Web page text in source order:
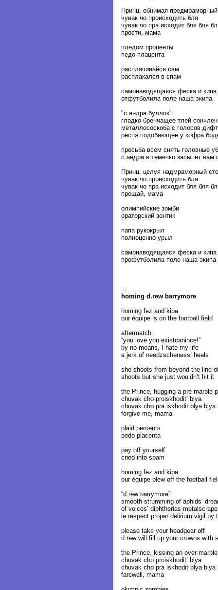
Принц, обнимая
чувак чо происходить бля
чувак чо пра исходит бля бля
прости, мама
пледом проценты
педо плацента
расплачивайся сам
расплакался в спам
самонаводящаяся феска и кипа
отфутболила поле наша экипа
"с.андра буллок":
гладко бренчащее тлей
металлососкоба с голосов
респэ подобающее у кофра
просьба всем снять головные
с.андра в темечко засыпет вам
Принц, целуя надмраморный
чувак чо происходить бля
чувак чо пра исходит бля бля
прощай, мама
олимпийские зомби
ораторский зонтик
папа рукокрыл
полноценно урыл
самонаводящаяся феска и кипа
профутболила поле наша экипа
:::
homing d.rew barrymore
homing fez and kipa
our équipe is on the football field
aftermatch:
“you love you existcanince!”
by no means, I hate my life
a jerk of needzscheness’ heels
she shoots from beyond the line
shoots but she just wouldn’t hit it
the Prince, hugging a pre-marble
chuvak cho proiskhodit’ blya
chuvak cho pra iskhodit blya blya
forgive me, mama
plaid percents
pedo placenta
pay off yourself
cried into spam
homing fez and kipa
our équipe blew off the football
“d.rew barrymore”:
smooth strumming of aphids’
of voices’ diphtherias metalscrape
le respect proper delirium vigil by
please take your headgear off
d.rew will fill up your crowns with
the Prince, kissing an over-
chuvak cho proiskhodit’ blya
chuvak cho pra iskhodit blya blya
farewell, mama